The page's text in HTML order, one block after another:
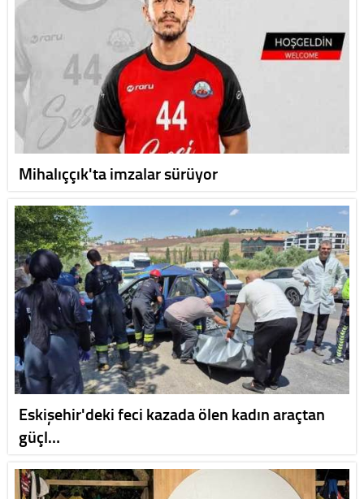
Mihalıççık'ta imzalar sürüyor
Eskişehir'deki feci kazada ölen kadın araçtan
güçl…